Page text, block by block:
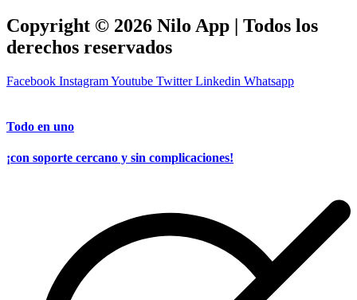
Copyright © 2026 Nilo App | Todos los
derechos reservados
Facebook InstagramYoutube Twitter Linkedin Whatsapp
Todo en uno
¡con soporte cercano y sin complicaciones!